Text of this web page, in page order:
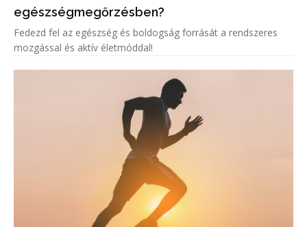
egészségmegőrzésben?
Fedezd fel az egészség és boldogság forrását a rendszeres
mozgással és aktív életmóddal!